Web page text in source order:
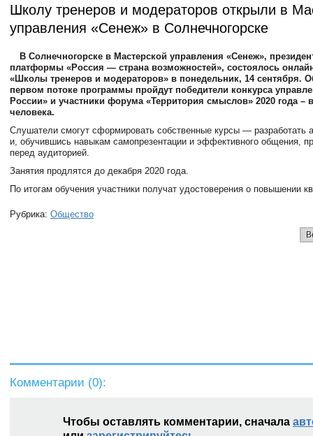
Школу тренеров и модераторов открыли в
управления «Сенеж» в Солнечногорске
В Солнечногорске в Мастерской управления «Сенеж»,
платформы «Россия — страна возможностей», состоялось
«Школы тренеров и модераторов» в понедельник, 14 сентября.
первом потоке программы пройдут победители конкурса
России» и участники форума «Территория смыслов» 2020 года –
человека.
Слушатели смогут сформировать собственные курсы — разработать
и, обучившись навыкам самопрезентации и эффективного общения,
перед аудиторией.
Занятия продлятся до декабря 2020 года.
По итогам обучения участники получат удостоверения о повышении
Рубрика: Общество
Комментарии (0):
Чтобы оставлять комментарии, сначала